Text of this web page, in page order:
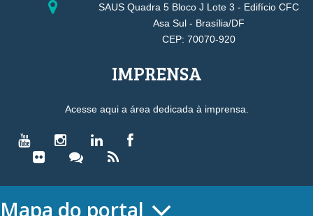
SAUS Quadra 5 Bloco J Lote 3 - Edifício CFC
Asa Sul - Brasília/DF
CEP: 70070-920
IMPRENSA
Acesse aqui a área dedicada à imprensa.
Mapa do portal